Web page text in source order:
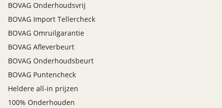
BOVAG Onderhoudsvrij
BOVAG Import Tellercheck
BOVAG Omruilgarantie
BOVAG Afleverbeurt
BOVAG Onderhoudsbeurt
BOVAG Puntencheck
Heldere all-in prijzen
100% Onderhouden